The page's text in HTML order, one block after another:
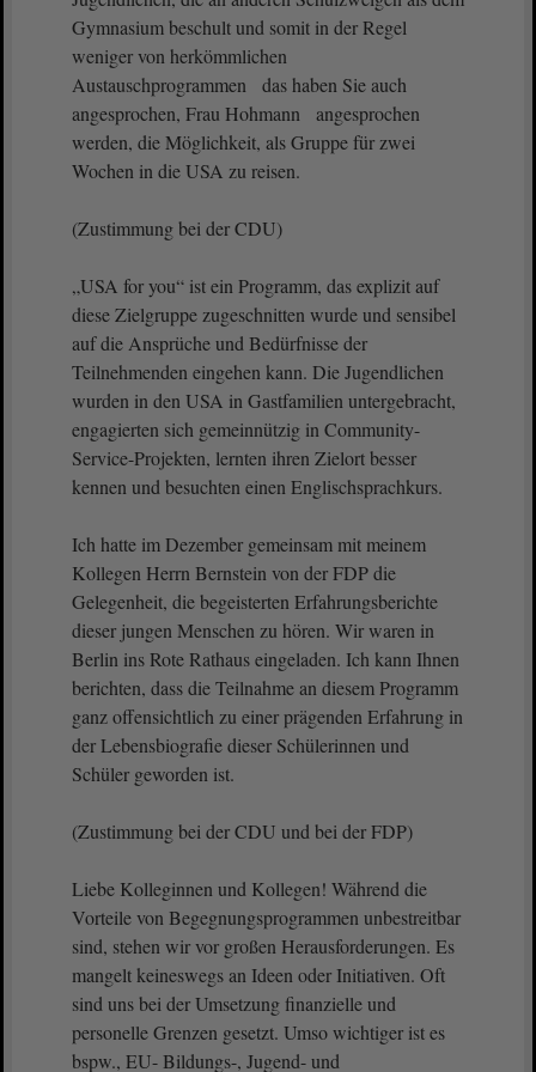
Gymnasium beschult und somit in der Regel
weniger von herkömmlichen
Austauschprogrammen das haben Sie auch
angesprochen, Frau Hohmann angesprochen
werden, die Möglichkeit, als Gruppe für zwei
Wochen in die USA zu reisen.
(Zustimmung bei der CDU)
„USA for you“ ist ein Programm, das explizit auf
diese Zielgruppe zugeschnitten wurde und sensibel
auf die Ansprüche und Bedürfnisse der
Teilnehmenden eingehen kann. Die Jugendlichen
wurden in den USA in Gastfamilien untergebracht,
engagierten sich gemeinnützig in Community-
Service-Projekten, lernten ihren Zielort besser
kennen und besuchten einen Englischsprachkurs.
Ich hatte im Dezember gemeinsam mit meinem
Kollegen Herrn Bernstein von der FDP die
Gelegenheit, die begeisterten Erfahrungsberichte
dieser jungen Menschen zu hören. Wir waren in
Berlin ins Rote Rathaus eingeladen. Ich kann Ihnen
berichten, dass die Teilnahme an diesem Programm
ganz offensichtlich zu einer prägenden Erfahrung in
der Lebensbiografie dieser Schülerinnen und
Schüler geworden ist.
(Zustimmung bei der CDU und bei der FDP)
Liebe Kolleginnen und Kollegen! Während die
Vorteile von Begegnungsprogrammen unbestreitbar
sind, stehen wir vor großen Herausforderungen. Es
mangelt keineswegs an Ideen oder Initiativen. Oft
sind uns bei der Umsetzung finanzielle und
personelle Grenzen gesetzt. Umso wichtiger ist es
bspw., EU- Bildungs-, Jugend- und